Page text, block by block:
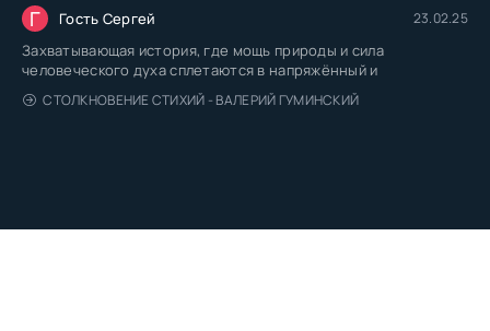
Г Гость Сергей 23.02.25
Захватывающая история, где мощь природы и сила
человеческого духа сплетаются в напряжённый и
СТОЛКНОВЕНИЕ СТИХИЙ - ВАЛЕРИЙ ГУМИНСКИЙ